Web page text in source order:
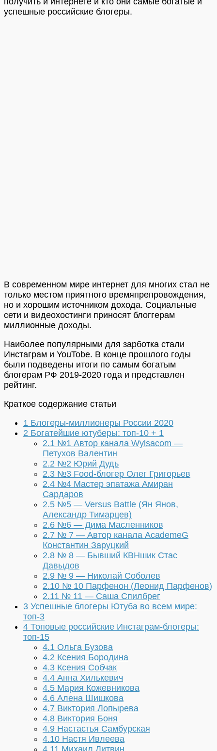
успешные российские блогеры.
В современном мире интернет для многих стал не
только местом приятного времяпрепровождения,
но и хорошим источником дохода. Социальные
сети и видеохостинги приносят блоггерам
миллионные доходы.
Наиболее популярными для зарботка стали
Инстаграм и YouTobe. В конце прошлого годы
были подведены итоги по самым богатым
блогерам РФ 2019-2020 года и представлен
рейтинг.
Краткое содержание статьи
1 Блогеры-миллионеры России 2020
2 Богатейшие ютуберы: топ-10 + 1
2.1 №1 Автор канала Wylsacom —
Петухов Валентин
2.2 №2 Юрий Дудь
2.3 №3 Food-блогер Олег Григорьев
2.4 №4 Мастер эпатажа Амиран
Сардаров
2.5 №5 — Versus Battle (Ян Янов,
Александр Тимарцев)
2.6 №6 — Дима Масленников
2.7 № 7 — Автор канала AcademeG
Константин Заруцкий
2.8 № 8 — Бывший КВНшик Стас
Давыдов
2.9 № 9 — Николай Соболев
2.10 № 10 Парфенон (Леонид Парфенов)
2.11 № 11 — Саша Спилбрег
3 Успешные блогеры Ютуба во всем мире:
топ-3
4 Топовые российские Инстаграм-блогеры:
топ-15
4.1 Ольга Бузова
4.2 Ксения Бородина
4.3 Ксения Собчак
4.4 Анна Хилькевич
4.5 Мария Кожевникова
4.6 Алена Шишкова
4.7 Виктория Лопырева
4.8 Виктория Боня
4.9 Настастья Самбурская
4.10 Настя Ивлеева